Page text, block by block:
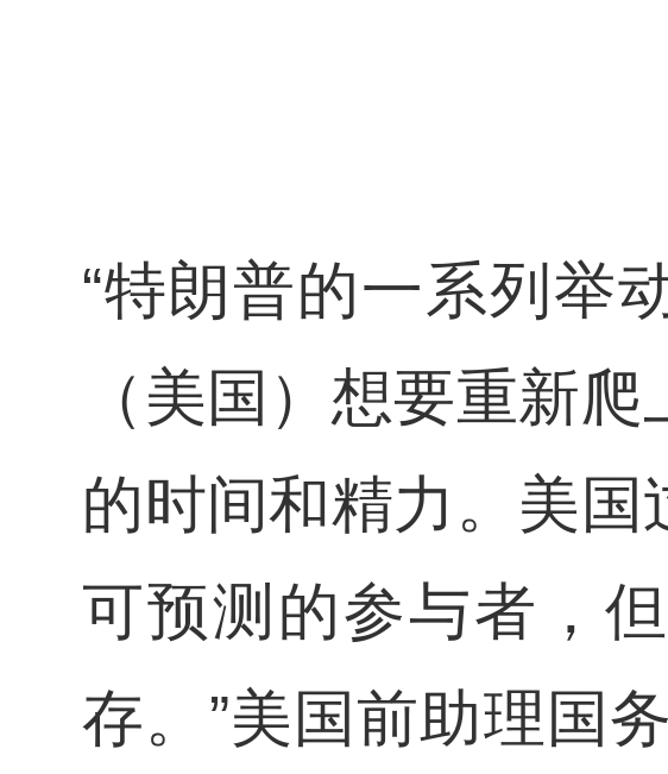
“特朗普的一系列举
（美国）想要重新
的时间和精力。美国
可预测的参与者，
存。”美国前助理国